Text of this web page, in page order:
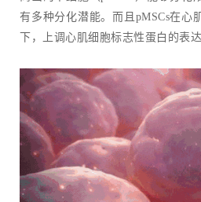
有多种分化潜能。而且pMSCs在心
下，上调心肌细胞标志性蛋白的表